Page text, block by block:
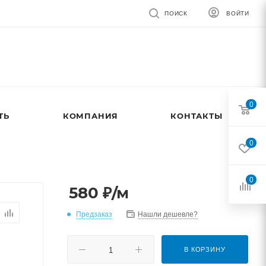
ВОЙТИ
ПОИСК
КОМПАНИЯ КОНТАКТЫ
580 ₽/м
Предзаказ Нашли дешевле?
В КОРЗИНУ
0
0
0